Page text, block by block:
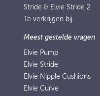
Stride & Elvie Stride 2
Te verkrijgen bij
Meest gestelde vragen
Elvie Pump
Elvie Stride
Elvie Nipple Cushions
Elvie Curve